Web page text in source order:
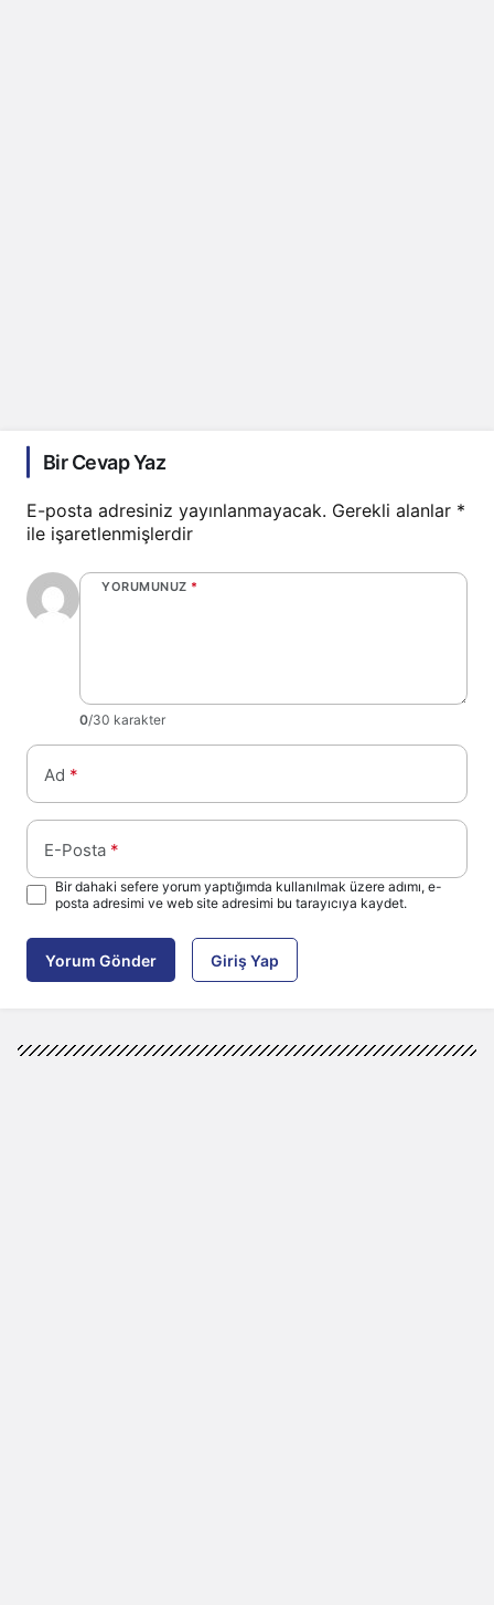
Bir Cevap Yaz
E-posta adresiniz yayınlanmayacak. Gerekli alanlar *
ile işaretlenmişlerdir
YORUMUNUZ *
0/30 karakter
Ad *
E-Posta *
Bir dahaki sefere yorum yaptığımda kullanılmak üzere adımı, e-
posta adresimi ve web site adresimi bu tarayıcıya kaydet.
Yorum Gönder Giriş Yap